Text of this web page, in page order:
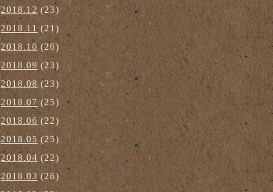
2018.12 (23)
2018.11(21)
2018.10(26)
2018.09(23)
2018.08(23)
2018.07(25)
2018.06 (22)
2018.05(25)
2018.04(22)
2018.03(26)